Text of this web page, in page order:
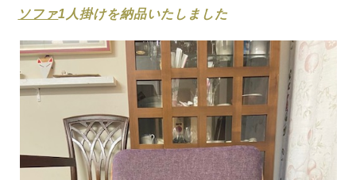
ソファ1人掛けを納品いたしました